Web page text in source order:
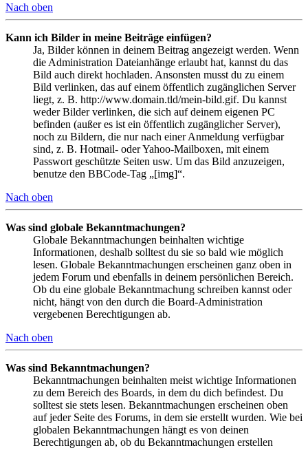
Nach oben
Kann ich Bilder in meine Beiträge einfügen?
Ja, Bilder können in deinem Beitrag angezeigt werden. Wenn
die Administration Dateianhänge erlaubt hat, kannst du das
Bild auch direkt hochladen. Ansonsten musst du zu einem
Bild verlinken, das auf einem öffentlich zugänglichen Server
liegt, z. B. http://www.domain.tld/mein-bild.gif. Du kannst
weder Bilder verlinken, die sich auf deinem eigenen PC
befinden (außer es ist ein öffentlich zugänglicher Server),
noch zu Bildern, die nur nach einer Anmeldung verfügbar
sind, z. B. Hotmail- oder Yahoo-Mailboxen, mit einem
Passwort geschützte Seiten usw. Um das Bild anzuzeigen,
benutze den BBCode-Tag „[img]“.
Nach oben
Was sind globale Bekanntmachungen?
Globale Bekanntmachungen beinhalten wichtige
Informationen, deshalb solltest du sie so bald wie möglich
lesen. Globale Bekanntmachungen erscheinen ganz oben in
jedem Forum und ebenfalls in deinem persönlichen Bereich.
Ob du eine globale Bekanntmachung schreiben kannst oder
nicht, hängt von den durch die Board-Administration
vergebenen Berechtigungen ab.
Nach oben
Was sind Bekanntmachungen?
Bekanntmachungen beinhalten meist wichtige Informationen
zu dem Bereich des Boards, in dem du dich befindest. Du
solltest sie stets lesen. Bekanntmachungen erscheinen oben
auf jeder Seite des Forums, in dem sie erstellt wurden. Wie bei
globalen Bekanntmachungen hängt es von deinen
Berechtigungen ab, ob du Bekanntmachungen erstellen